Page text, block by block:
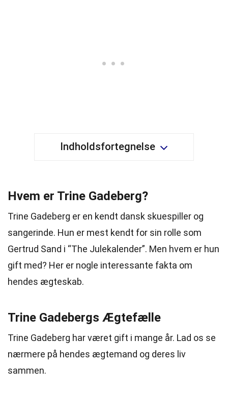
Indholdsfortegnelse
Hvem er Trine Gadeberg?
Trine Gadeberg er en kendt dansk skuespiller og
sangerinde. Hun er mest kendt for sin rolle som
Gertrud Sand i “The Julekalender”. Men hvem er hun
gift med? Her er nogle interessante fakta om
hendes ægteskab.
Trine Gadebergs Ægtefælle
Trine Gadeberg har været gift i mange år. Lad os se
nærmere på hendes ægtemand og deres liv
sammen.